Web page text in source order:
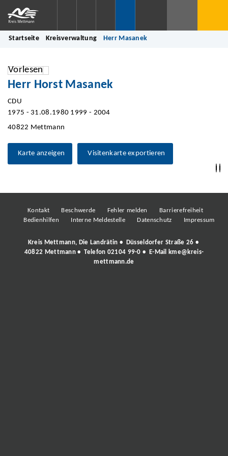
Startseite Kreisverwaltung Herr Masanek
Vorlesen
Herr Horst Masanek
CDU
1975 - 31.08.1980 1999 - 2004
40822 Mettmann
Karte anzeigen Visitenkarte exportieren
Kontakt Beschwerde Fehler melden
Barrierefreiheit
Bedienhilfen
Interne Meldestelle Datenschutz Impressum
Kreis Mettmann, Die Landrätin • Düsseldorfer Straße 26 •
40822 Mettmann • Telefon 02104 99-0 • E-Mail
kme@kreis-
mettmann.de